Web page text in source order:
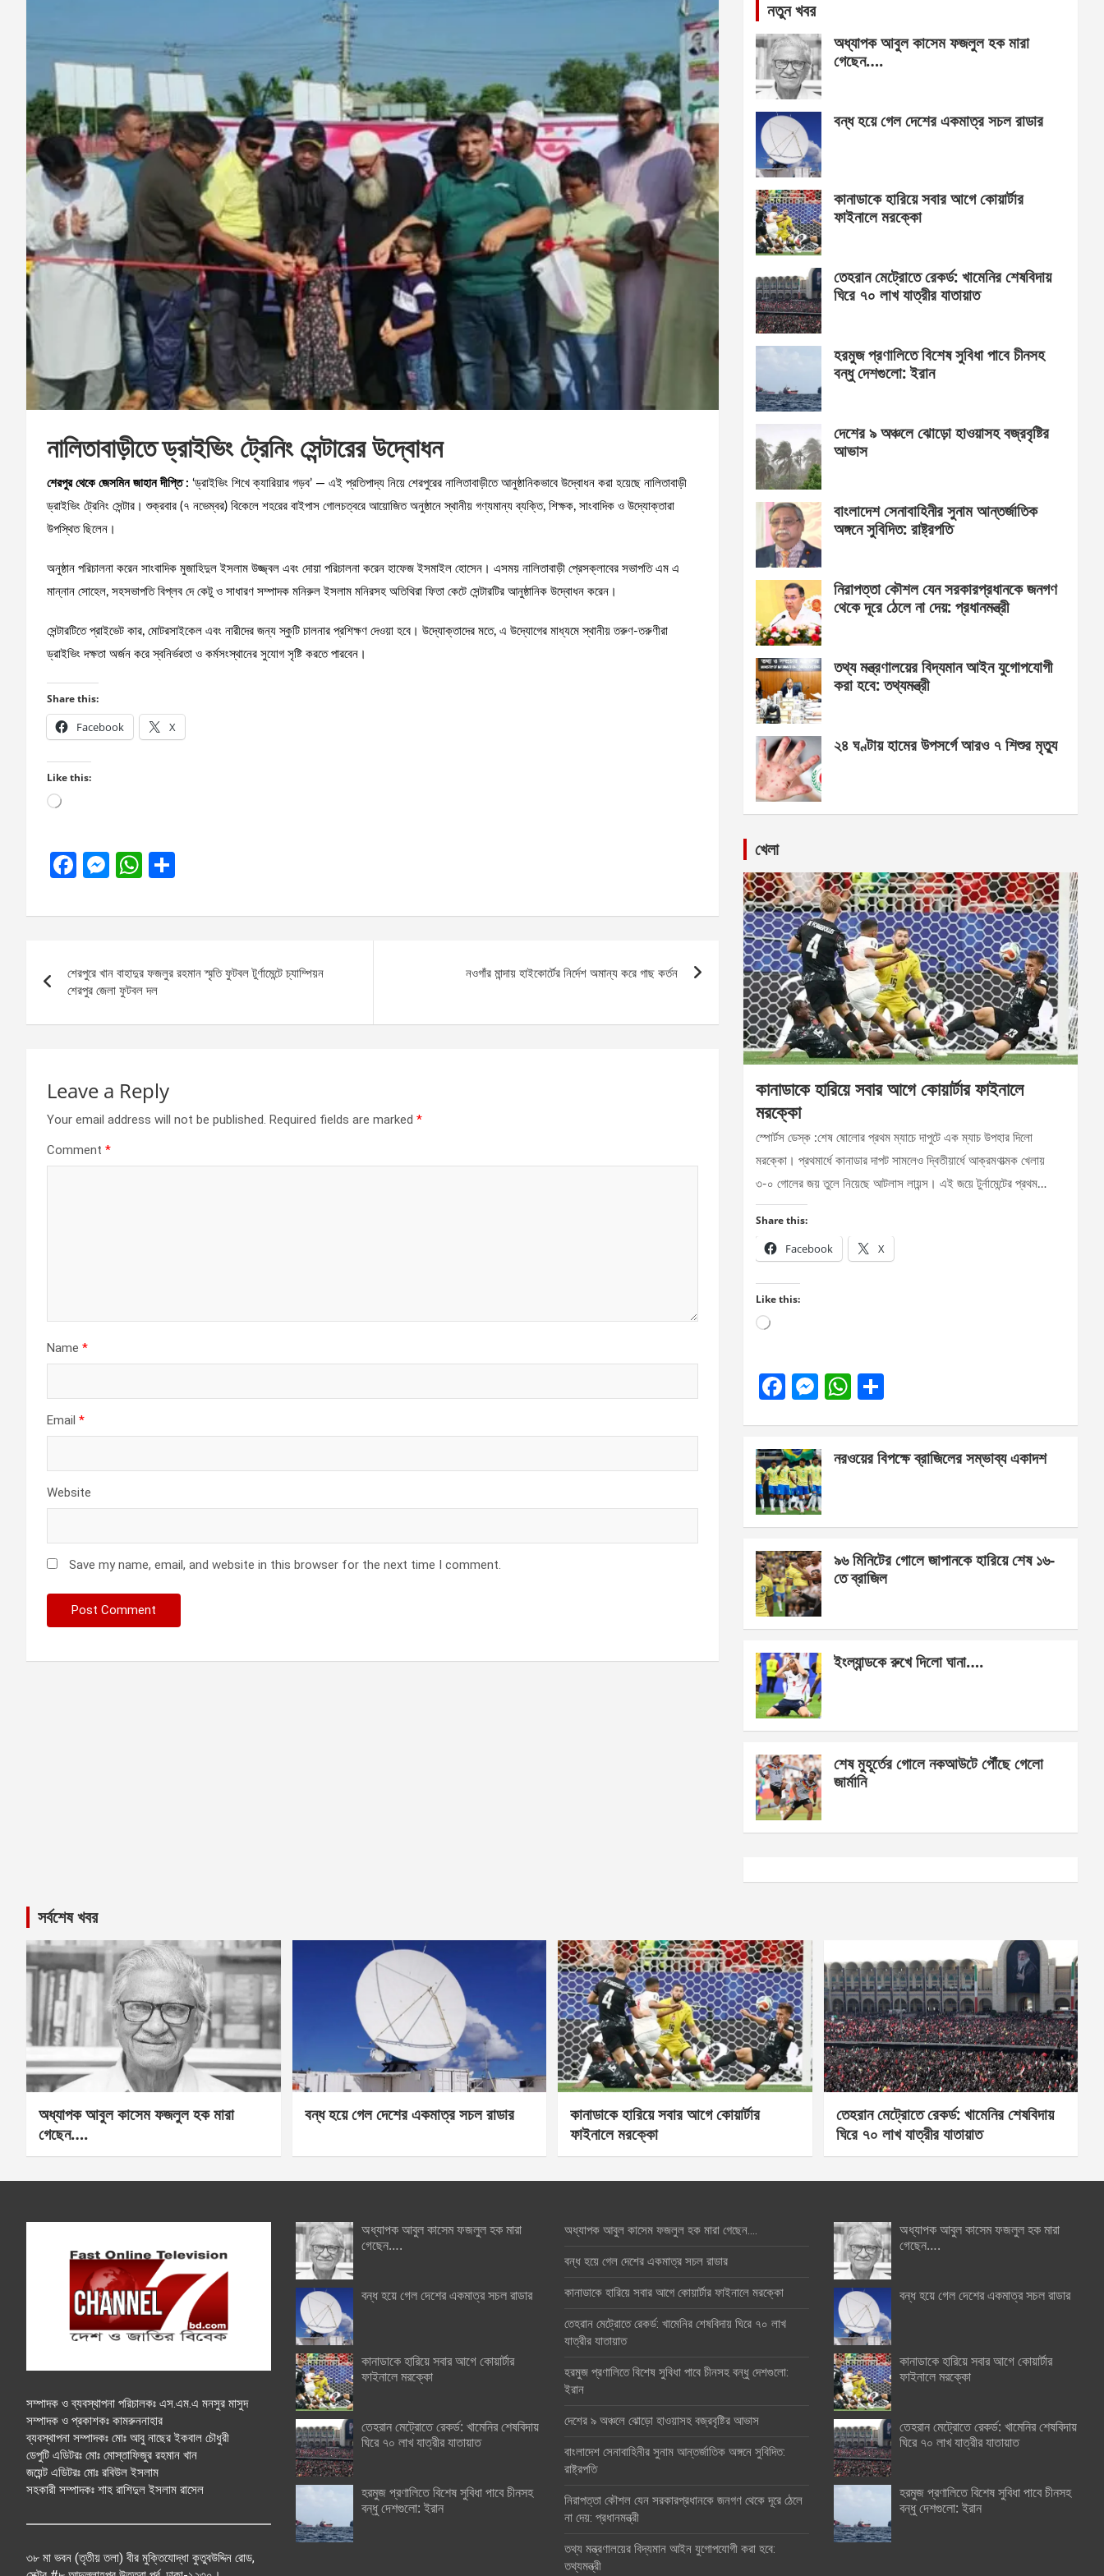
নালিতাবাড়ীতে ড্রাইভিং ট্রেনিং সেন্টারের উদ্বোধন
শেরপুর থেকে জেসমিন জাহান দীপ্তি : ‘ড্রাইভিং শিখে ক্যারিয়ার গড়ব’ — এই প্রতিপাদ্য নিয়ে শেরপুরের নালিতাবাড়ীতে আনুষ্ঠানিকভাবে উদ্বোধন করা হয়েছে নালিতাবাড়ী
ড্রাইভিং ট্রেনিং সেন্টার। শুক্রবার (৭ নভেম্বর) বিকেলে শহরের বাইপাস গোলচত্বরে আয়োজিত অনুষ্ঠানে স্থানীয় গণ্যমান্য ব্যক্তি, শিক্ষক, সাংবাদিক ও উদ্যোক্তারা
উপস্থিত ছিলেন।
অনুষ্ঠান পরিচালনা করেন সাংবাদিক মুজাহিদুল ইসলাম উজ্জ্বল এবং দোয়া পরিচালনা করেন হাফেজ ইসমাইল হোসেন। এসময় নালিতাবাড়ী প্রেসক্লাবের সভাপতি এম এ
মান্নান সোহেল, সহসভাপতি বিপ্লব দে কেটু ও সাধারণ সম্পাদক মনিরুল ইসলাম মনিরসহ অতিথিরা ফিতা কেটে সেন্টারটির আনুষ্ঠানিক উদ্বোধন করেন।
সেন্টারটিতে প্রাইভেট কার, মোটরসাইকেল এবং নারীদের জন্য স্কুটি চালনার প্রশিক্ষণ দেওয়া হবে। উদ্যোক্তাদের মতে, এ উদ্যোগের মাধ্যমে স্থানীয় তরুণ-তরুণীরা
ড্রাইভিং দক্ষতা অর্জন করে স্বনির্ভরতা ও কর্মসংস্থানের সুযোগ সৃষ্টি করতে পারবেন।
Share this:
Facebook X
Like this:
Loading…
F
ce
o
o
k
M
se
g
er
W
at
A
p
p
ar
navigation
শেরপুরে খান বাহাদুর ফজলুর রহমান স্মৃতি ফুটবল টুর্ণামেন্টে চ্যাম্পিয়ন
শেরপুর জেলা ফুটবল দল
নওগাঁর মান্দায় হাইকোর্টের নির্দেশ অমান্য করে গাছ কর্তন
Leave a Reply
Your email address will not be published. Required fields are marked *
Comment *
Name *
Email *
Website
Save my name, email, and website in this browser for the next time I comment.
নতুন খবর
অধ্যাপক আবুল কাসেম ফজলুল হক মারা
গেছেন….
বন্ধ হয়ে গেল দেশের একমাত্র সচল রাডার
কানাডাকে হারিয়ে সবার আগে কোয়ার্টার
ফাইনালে মরক্কো
তেহরান মেট্রোতে রেকর্ড: খামেনির শেষবিদায়
ঘিরে ৭০ লাখ যাত্রীর যাতায়াত
হরমুজ প্রণালিতে বিশেষ সুবিধা পাবে চীনসহ
বন্ধু দেশগুলো: ইরান
দেশের ৯ অঞ্চলে ঝোড়ো হাওয়াসহ বজ্রবৃষ্টির
আভাস
বাংলাদেশ সেনাবাহিনীর সুনাম আন্তর্জাতিক
অঙ্গনে সুবিদিত: রাষ্ট্রপতি
নিরাপত্তা কৌশল যেন সরকারপ্রধানকে জনগণ
থেকে দূরে ঠেলে না দেয়: প্রধানমন্ত্রী
তথ্য মন্ত্রণালয়ের বিদ্যমান আইন যুগোপযোগী
করা হবে: তথ্যমন্ত্রী
২৪ ঘণ্টায় হামের উপসর্গে আরও ৭ শিশুর মৃত্যু
খেলা
কানাডাকে হারিয়ে সবার আগে কোয়ার্টার ফাইনালে
মরক্কো
স্পোর্টস ডেস্ক :শেষ ষোলোর প্রথম ম্যাচে দাপুটে এক ম্যাচ উপহার দিলো
মরক্কো। প্রথমার্ধে কানাডার দাপট সামলেও দ্বিতীয়ার্ধে আক্রমণাত্মক খেলায়
৩-০ গোলের জয় তুলে নিয়েছে আটলাস লায়ন্স। এই জয়ে টুর্নামেন্টের প্রথম…
Share this:
Facebook X
Like this:
Loading…
F
b
o
o
k
M
n
g
er
W
s
e
নরওয়ের বিপক্ষে ব্রাজিলের সম্ভাব্য একাদশ
৯৬ মিনিটের গোলে জাপানকে হারিয়ে শেষ ১৬-
তে ব্রাজিল
ইংল্যান্ডকে রুখে দিলো ঘানা….
শেষ মুহূর্তের গোলে নকআউটে পৌঁছে গেলো
জার্মানি
সর্বশেষ খবর
অধ্যাপক আবুল কাসেম ফজলুল হক মারা
গেছেন….
বন্ধ হয়ে গেল দেশের একমাত্র সচল রাডার
কানাডাকে হারিয়ে সবার আগে কোয়ার্টার
ফাইনালে মরক্কো
তেহরান মেট্রোতে রেকর্ড: খামেনির শেষবিদায়
ঘিরে ৭০ লাখ যাত্রীর যাতায়াত
সম্পাদক ও ব্যবস্থাপনা পরিচালকঃ এস.এম.এ মনসুর মাসুদ
সম্পাদক ও প্রকাশকঃ কামরুননাহার
ব্যবস্থাপনা সম্পাদকঃ মোঃ আবু নাছের ইকবাল চৌধুরী
ডেপুটি এডিটরঃ মোঃ মোস্তাফিজুর রহমান খান
জয়েন্ট এডিটরঃ মোঃ রবিউল ইসলাম
সহকারী সম্পাদকঃ শাহ রাশিদুল ইসলাম রাসেল
৩৮ মা ভবন (তৃতীয় তলা) বীর মুক্তিযোদ্ধা কুতুবউদ্দিন রোড,
অধ্যাপক আবুল কাসেম ফজলুল হক মারা
গেছেন….
বন্ধ হয়ে গেল দেশের একমাত্র সচল রাডার
কানাডাকে হারিয়ে সবার আগে কোয়ার্টার
ফাইনালে মরক্কো
তেহরান মেট্রোতে রেকর্ড: খামেনির শেষবিদায়
ঘিরে ৭০ লাখ যাত্রীর যাতায়াত
হরমুজ প্রণালিতে বিশেষ সুবিধা পাবে চীনসহ
বন্ধু দেশগুলো: ইরান
অধ্যাপক আবুল কাসেম ফজলুল হক মারা গেছেন….
বন্ধ হয়ে গেল দেশের একমাত্র সচল রাডার
কানাডাকে হারিয়ে সবার আগে কোয়ার্টার ফাইনালে মরক্কো
তেহরান মেট্রোতে রেকর্ড: খামেনির শেষবিদায় ঘিরে ৭০ লাখ
যাত্রীর যাতায়াত
হরমুজ প্রণালিতে বিশেষ সুবিধা পাবে চীনসহ বন্ধু দেশগুলো:
ইরান
দেশের ৯ অঞ্চলে ঝোড়ো হাওয়াসহ বজ্রবৃষ্টির আভাস
বাংলাদেশ সেনাবাহিনীর সুনাম আন্তর্জাতিক অঙ্গনে সুবিদিত:
রাষ্ট্রপতি
নিরাপত্তা কৌশল যেন সরকারপ্রধানকে জনগণ থেকে দূরে ঠেলে
না দেয়: প্রধানমন্ত্রী
তথ্য মন্ত্রণালয়ের বিদ্যমান আইন যুগোপযোগী করা হবে:
তথ্যমন্ত্রী
অধ্যাপক আবুল কাসেম ফজলুল হক মারা
গেছেন….
বন্ধ হয়ে গেল দেশের একমাত্র সচল রাডার
কানাডাকে হারিয়ে সবার আগে কোয়ার্টার
ফাইনালে মরক্কো
তেহরান মেট্রোতে রেকর্ড: খামেনির শেষবিদায়
ঘিরে ৭০ লাখ যাত্রীর যাতায়াত
হরমুজ প্রণালিতে বিশেষ সুবিধা পাবে চীনসহ
বন্ধু দেশগুলো: ইরান